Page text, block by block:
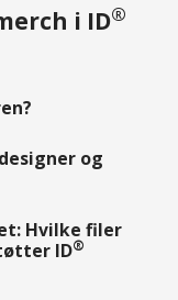
i ID®
og
Hvilke filer
ID®